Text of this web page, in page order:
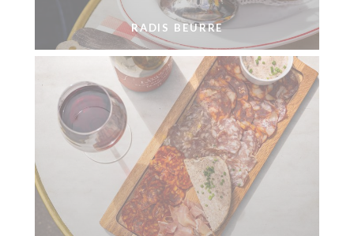
RADIS BEURRE